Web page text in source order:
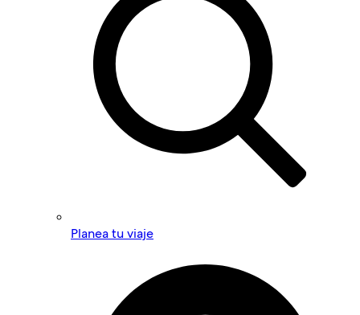
Planea tu viaje